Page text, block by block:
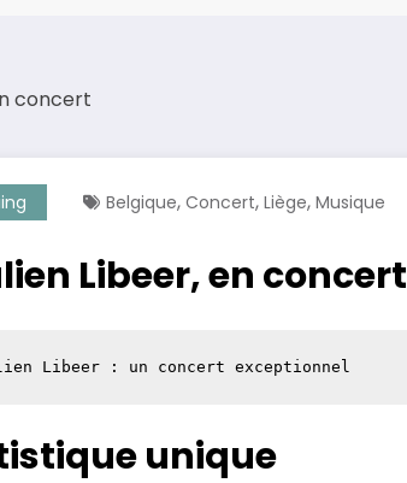
Belgique, Concert, Liège, Musique
Libeer, en concert
Libeer : un concert exceptionnel
unique